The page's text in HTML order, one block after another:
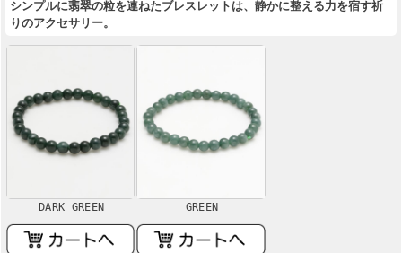
シンプルに翡翠の粒を連ねたブレスレットは、静かに整える力を宿す祈
りのアクセサリー。
DARK GREEN GREEN